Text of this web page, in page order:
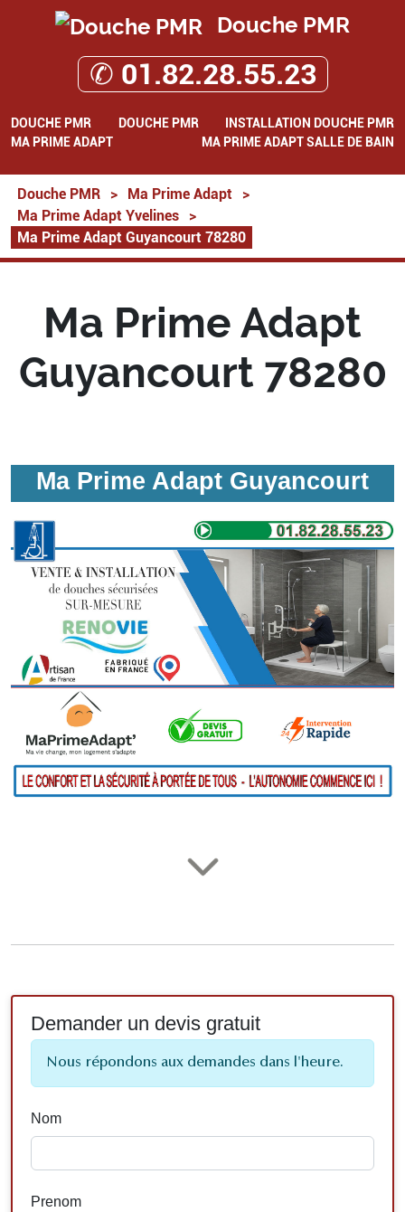
Douche PMR
✆ 01.82.28.55.23
DOUCHE PMR DOUCHE PMR
INSTALLATION DOUCHE PMR
MA PRIME ADAPT
MA PRIME ADAPT SALLE DE BAIN
Douche PMR > Ma Prime Adapt
>
Ma Prime Adapt Yvelines
>
Ma Prime Adapt Guyancourt 78280
Ma Prime Adapt
Guyancourt 78280
Ma Prime Adapt Guyancourt
Demander un devis gratuit
Nous répondons aux demandes dans l'heure.
Nom
Prenom